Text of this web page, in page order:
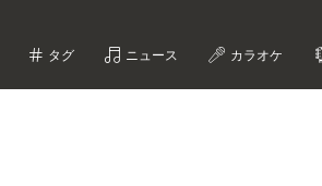
タグ ニュース カラオケ